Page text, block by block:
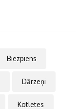
Biezpiens
Dārzeņi
Kotletes